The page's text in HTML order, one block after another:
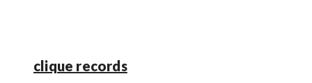
clique records